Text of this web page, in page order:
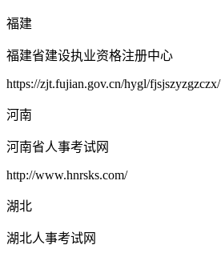
福建
福建省建设执业资格注册中心
https://zjt.fujian.gov.cn/hygl/fjsjszyzgzczx/
河南
河南省人事考试网
http://www.hnrsks.com/
湖北
湖北人事考试网